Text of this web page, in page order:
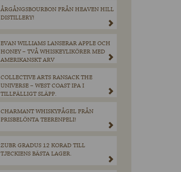
ÅRGÅNGSBOURBON FRÅN HEAVEN HILL
DISTILLERY!
EVAN WILLIAMS LANSERAR APPLE OCH
HONEY – TVÅ WHISKEYLIKÖRER MED
AMERIKANSKT ARV
COLLECTIVE ARTS RANSACK THE
UNIVERSE – WEST COAST IPA I
TILLFÄLLIGT SLÄPP.
CHARMANT WHISKYFÅGEL FRÅN
PRISBELÖNTA TEERENPELI!
ZUBR GRADUS 12 KORAD TILL
TJECKIENS BÄSTA LAGER.